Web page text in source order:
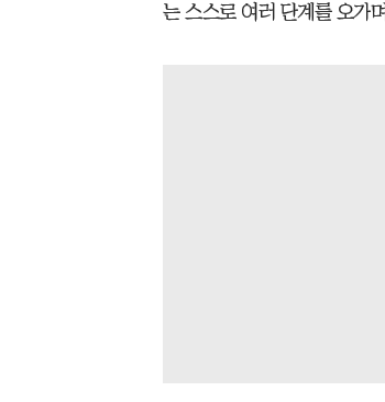
는 스스로 여러 단계를 오가